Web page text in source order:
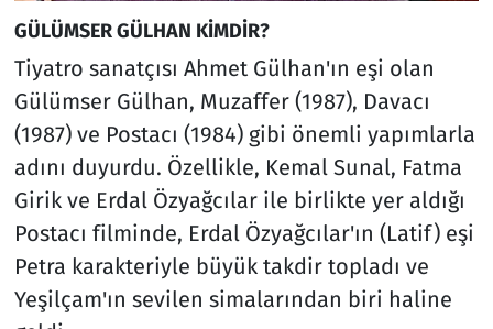
GÜLÜMSER GÜLHAN KİMDİR?
Tiyatro sanatçısı Ahmet Gülhan'ın eşi olan
Gülümser Gülhan, Muzaffer (1987), Davacı
(1987) ve Postacı (1984) gibi önemli yapımlarla
adını duyurdu. Özellikle, Kemal Sunal, Fatma
Girik ve Erdal Özyağcılar ile birlikte yer aldığı
Postacı filminde, Erdal Özyağcılar'ın (Latif) eşi
Petra karakteriyle büyük takdir topladı ve
Yeşilçam'ın sevilen simalarından biri haline